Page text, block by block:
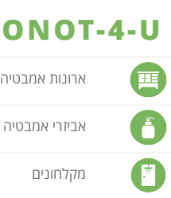
ארונות אמבטיה
אביזרי אמבטיה
מקלחונים